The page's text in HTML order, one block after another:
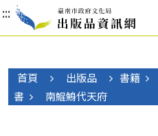
:::
:::
:::
首頁 出版品 書籍
書
南鯤鯓代天府